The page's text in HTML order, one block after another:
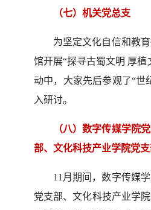
（七）机关党总支
为坚定文化自信和教
馆开展“探寻古蜀文明 厚
动中，大家先后参观了“世
入研讨。
（八）数字传媒学院
部、文化科技产业学院党
11月期间，数字传媒
党支部、文化科技产业学